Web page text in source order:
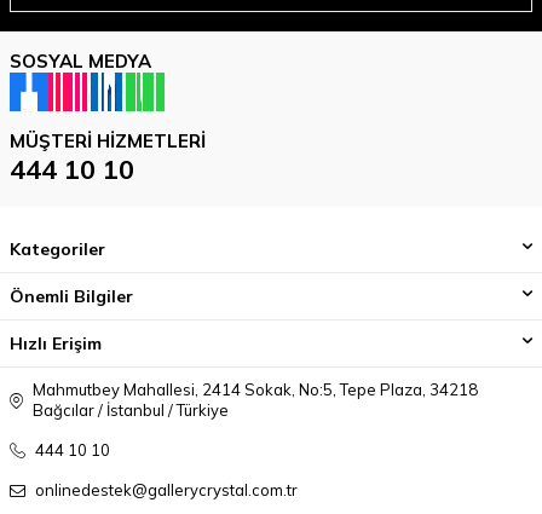
SOSYAL MEDYA
MÜŞTERI HIZMETLERI
444 10 10
Kategoriler
Önemli Bilgiler
Hızlı Erişim
Mahmutbey Mahallesi, 2414 Sokak, No:5, Tepe Plaza, 34218
Bağcılar / İstanbul / Türkiye
444 10 10
onlinedestek@gallerycrystal.com.tr